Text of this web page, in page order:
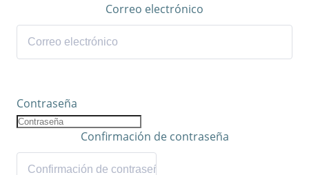
Correo electrónico
Contraseña
Confirmación de contraseña